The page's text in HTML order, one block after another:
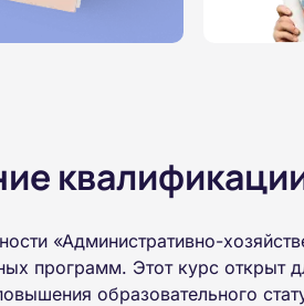
«Административно-
программ. Этот курс открыт
образовательного